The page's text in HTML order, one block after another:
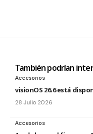
También podrían
Accesorios
visionOS 26.6 está
28 Julio 2026
Accesorios